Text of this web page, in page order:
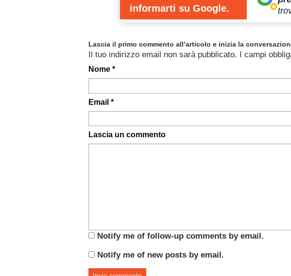
informarti su Google.
Lascia il primo commento all’articolo e inizia la
Il tuo indirizzo email non sarà pubblicato. I campi
Nome *
Email *
Lascia un commento
Notify me of follow-up comments by email.
Notify me of new posts by email.